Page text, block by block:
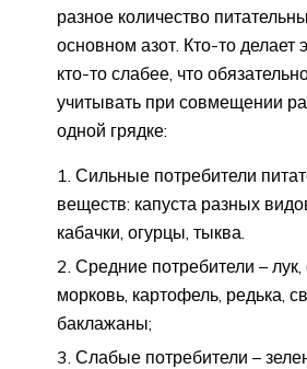
разное количество
основном азот. Кто-то делает
кто-то слабее, что
учитывать при совмещении
одной грядке:
Сильные потребители
веществ: капуста разных
кабачки, огурцы, тыква.
Средние потребители – лук,
морковь, картофель, редька,
баклажаны;
Слабые потребители –